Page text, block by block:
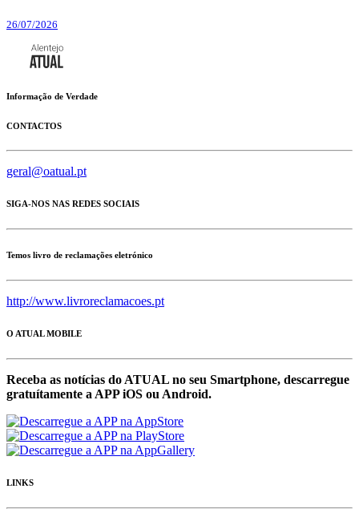
26/07/2026
Informação de Verdade
CONTACTOS
geral@oatual.pt
SIGA-NOS NAS REDES SOCIAIS
Temos livro de reclamações eletrónico
http://www.livroreclamacoes.pt
O ATUAL MOBILE
Receba as notícias do ATUAL no seu Smartphone, descarregue
gratuítamente a APP iOS ou Android.
LINKS